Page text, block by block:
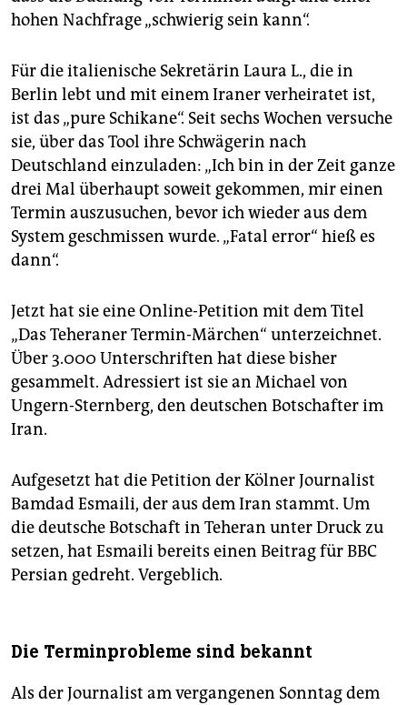
hohen Nachfrage „schwierig sein kann“.
Für die italienische Sekretärin Laura L., die in
Berlin lebt und mit einem Iraner verheiratet ist,
ist das „pure Schikane“. Seit sechs Wochen versuche
sie, über das Tool ihre Schwägerin nach
Deutschland einzuladen: „Ich bin in der Zeit ganze
drei Mal überhaupt soweit gekommen, mir einen
Termin auszusuchen, bevor ich wieder aus dem
System geschmissen wurde. „Fatal error“ hieß es
dann“.
Jetzt hat sie eine Online-Petition mit dem Titel
„Das Teheraner Termin-Märchen“ unterzeichnet.
Über 3.000 Unterschriften hat diese bisher
gesammelt. Adressiert ist sie an Michael von
Ungern-Sternberg, den deutschen Botschafter im
Iran.
Aufgesetzt hat die Petition der Kölner Journalist
Bamdad Esmaili, der aus dem Iran stammt. Um
die deutsche Botschaft in Teheran unter Druck zu
setzen, hat Esmaili bereits einen Beitrag für BBC
Persian gedreht. Vergeblich.
Die Terminprobleme sind bekannt
Als der Journalist am vergangenen Sonntag dem